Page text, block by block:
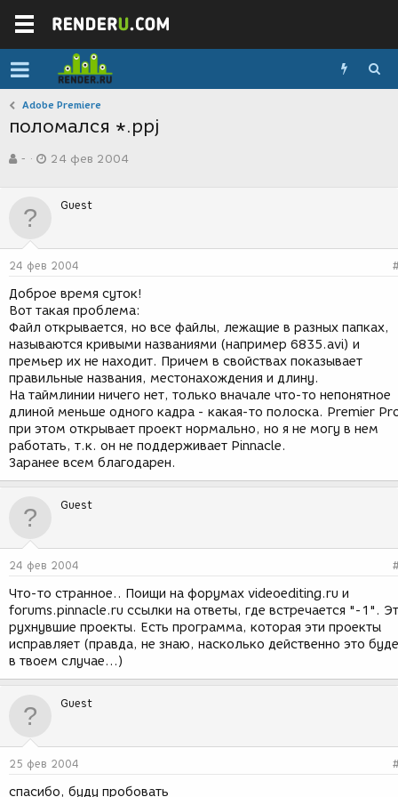
Adobe Premiere
поломался *.ppj
в
р
м
-
а
д
н
и
я
24 фев 2004
Guest
24 фев 2004
Доброе время суток!
Вот такая проблема:
Файл открывается, но все файлы, лежащие в разных папках,
называются кривыми названиями (например 6835.avi) и
премьер их не находит. Причем в свойствах показывает
правильные названия, местонахождения и длину.
На таймлинии ничего нет, только вначале что-то непонятное
длиной меньше одного кадра - какая-то полоска. Premier
при этом открывает проект нормально, но я не могу в нем
работать, т.к. он не поддерживает Pinnacle.
Заранее всем благодарен.
Guest
24 фев 2004
Что-то странное.. Поищи на форумах videoediting.ru и
forums.pinnacle.ru ссылки на ответы, где встречается "-1".
рухнувшие проекты. Есть программа, которая эти проекты
исправляет (правда, не знаю, насколько действенно это
в твоем случае...)
Guest
25 фев 2004
спасибо, буду пробовать